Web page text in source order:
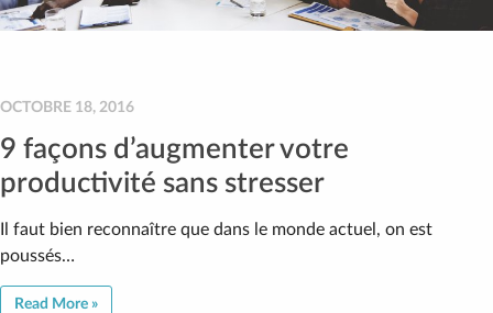
OCTOBRE 18, 2016
9 façons d’augmenter votre
productivité sans stresser
Il faut bien reconnaître que dans le monde actuel, on est
poussés…
Read More »